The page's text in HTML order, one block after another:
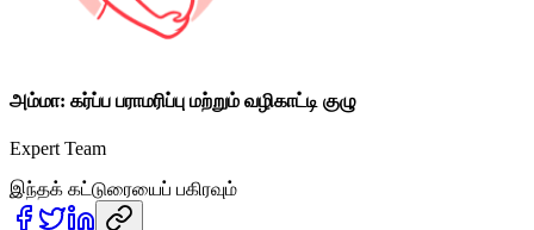
அம்மா: கர்ப்ப பராமரிப்பு மற்றும் வழிகாட்டி குழு
Expert Team
இந்தக் கட்டுரையைப் பகிரவும்